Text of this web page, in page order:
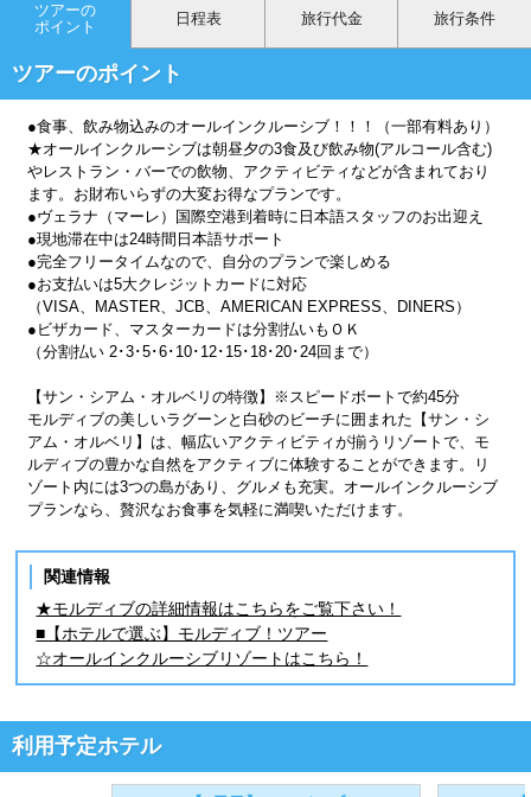
ツアーの
ポイント
日程表 旅行代金 旅行条件
ツアーのポイント
●食事、飲み物込みのオールインクルーシブ！！！（一部有料あり）
★オールインクルーシブは朝昼夕の3食及び飲み物(アルコール含む)
やレストラン・バーでの飲物、アクティビティなどが含まれており
ます。お財布いらずの大変お得なプランです。
●ヴェラナ（マーレ）国際空港到着時に日本語スタッフのお出迎え
●現地滞在中は24時間日本語サポート
●完全フリータイムなので、自分のプランで楽しめる
●お支払いは5大クレジットカードに対応
（VISA、MASTER、JCB、AMERICAN EXPRESS、DINERS）
●ビザカード、マスターカードは分割払いもＯＫ
（分割払い 2･3･5･6･10･12･15･18･20･24回まで）
【サン・シアム・オルベリの特徴】※スピードボートで約45分
モルディブの美しいラグーンと白砂のビーチに囲まれた【サン・シ
アム・オルベリ】は、幅広いアクティビティが揃うリゾートで、モ
ルディブの豊かな自然をアクティブに体験することができます。リ
ゾート内には3つの島があり、グルメも充実。オールインクルーシブ
プランなら、贅沢なお食事を気軽に満喫いただけます。
関連情報
★モルディブの詳細情報はこちらをご覧下さい！
■【ホテルで選ぶ】モルディブ！ツアー
☆オールインクルーシブリゾートはこちら！
利用予定ホテル